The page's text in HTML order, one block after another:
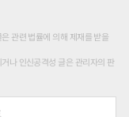
관련 법률에 의해 제재를 받을
나 인신공격성 글은 관리자의 판